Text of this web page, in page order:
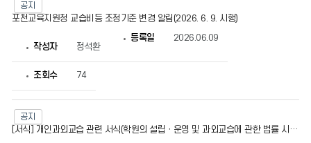
자
게
번
목,
공지
포천교육지원청 교습비등 조정기준 변경 알림(2026. 6. 9. 시행)
작성자 정석환
등록일 2026.06.09
조회수 74
공지
[서식] 개인과외교습 관련 서식(학원의 설립ㆍ운영 및 과외교습에 관한 법률 시행규칙)